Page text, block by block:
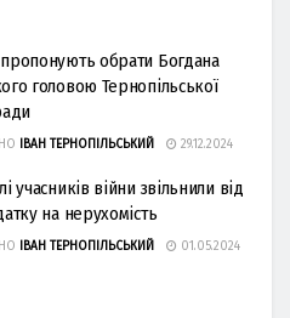
обрати Богдана
головою Тернопільської
ІВАН ТЕРНОПІЛЬСЬКИЙ 29.12.2024
учасників війни звільнили від
на нерухомість
ІВАН ТЕРНОПІЛЬСЬКИЙ 01.05.2024